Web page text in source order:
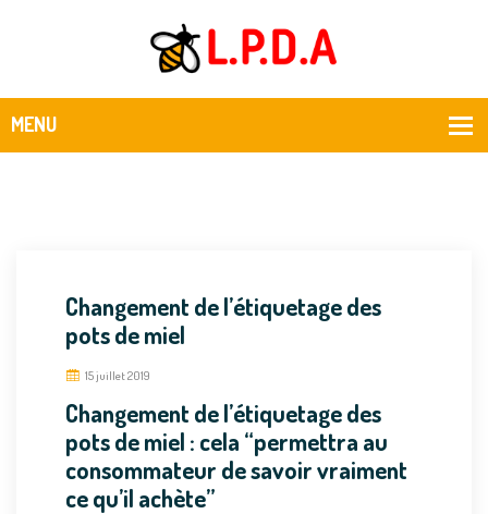
Changement de l’étiquetage des
pots de miel
15 juillet 2019
Changement de l’étiquetage des
pots de miel : cela “permettra au
consommateur de savoir vraiment
ce qu’il achète”